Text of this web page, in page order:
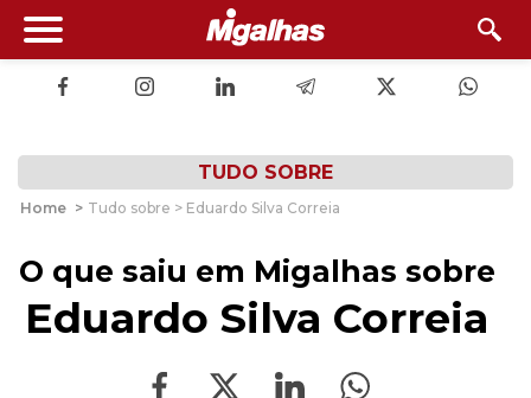
TUDO SOBRE
Home > Tudo sobre > Eduardo Silva Correia
O que saiu em Migalhas sobre
Eduardo Silva Correia